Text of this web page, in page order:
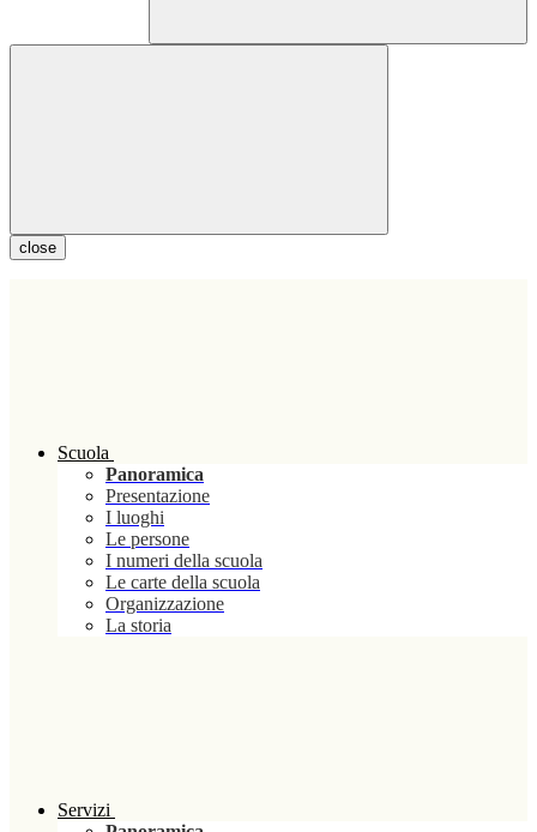
close
Scuola
Panoramica
Presentazione
I luoghi
Le persone
I numeri della scuola
Le carte della scuola
Organizzazione
La storia
Servizi